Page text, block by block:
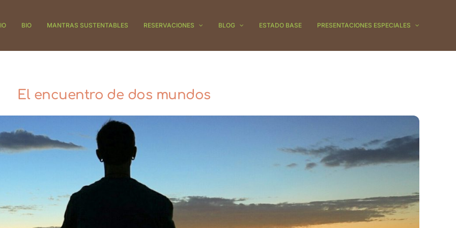
BIO MANTRAS SUSTENTABLES RESERVACIONES BLOG ESTADO BASE PRESENTACIONES ESPECIALES
El encuentro de dos mundos